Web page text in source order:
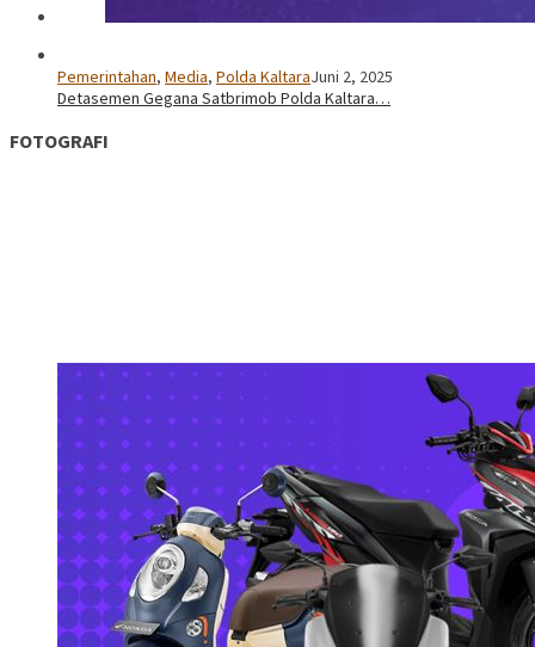
Pemerintahan, Media, Polda KaltaraJuni 2, 2025
Detasemen Gegana Satbrimob Polda Kaltara…
FOTOGRAFI